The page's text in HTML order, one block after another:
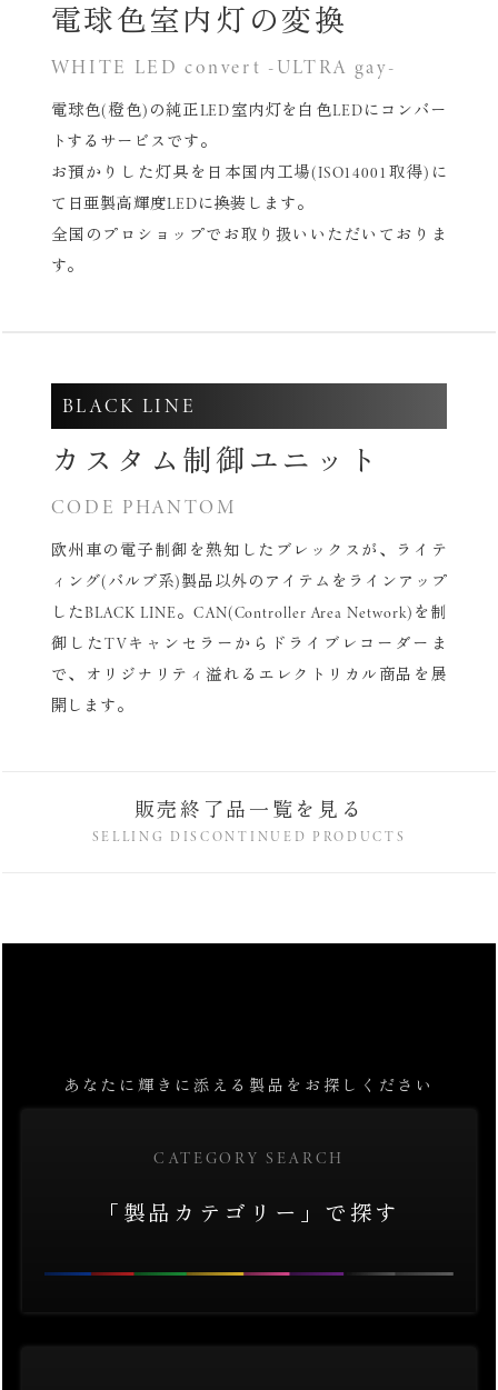
電球色室内灯の変換
WHITE LED convert -ULTRA gay-
電球色(橙色)の純正LED室内灯を白色LEDにコンバー
トするサービスです。
お預かりした灯具を日本国内工場(ISO14001取得)に
て 日亜製高輝度LEDに換装します。
全国のプロショップでお取り扱いいただいておりま
す。
BLACK LINE
カスタム制御ユニット
CODE PHANTOM
欧州車の電子制御を熟知したブレックスが、
ライテ
ィング(バルブ系)製品以外のアイテムをラインアップ
したBLACK LINE。 CAN(Controller Area Network)を制
御したTVキャンセラーからドライブレコーダーま
で、
オリジナリティ溢れるエレクトリカル商品を展
開します。
販売終了品一覧を見る
SELLING DISCONTINUED PRODUCTS
あなたに輝きに添える製品をお探しください
CATEGORY SEARCH
「製品カテゴリー」で探す